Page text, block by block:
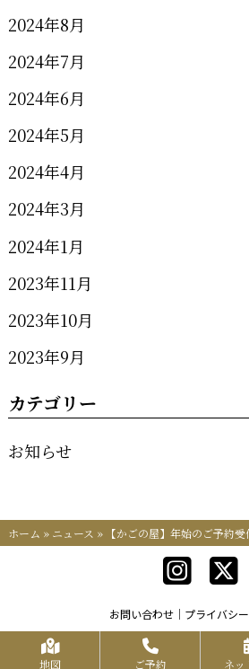
2024年8月
2024年7月
2024年6月
2024年5月
2024年4月
2024年3月
2024年1月
2023年11月
2023年10月
2023年9月
カテゴリー
お知らせ
ホーム » ニュース » 【かごの屋】年始のご予約受
お問い合わせ プライバシ
Copyrights KR FOOD SERVICE All
地図 ご予約 ネッ